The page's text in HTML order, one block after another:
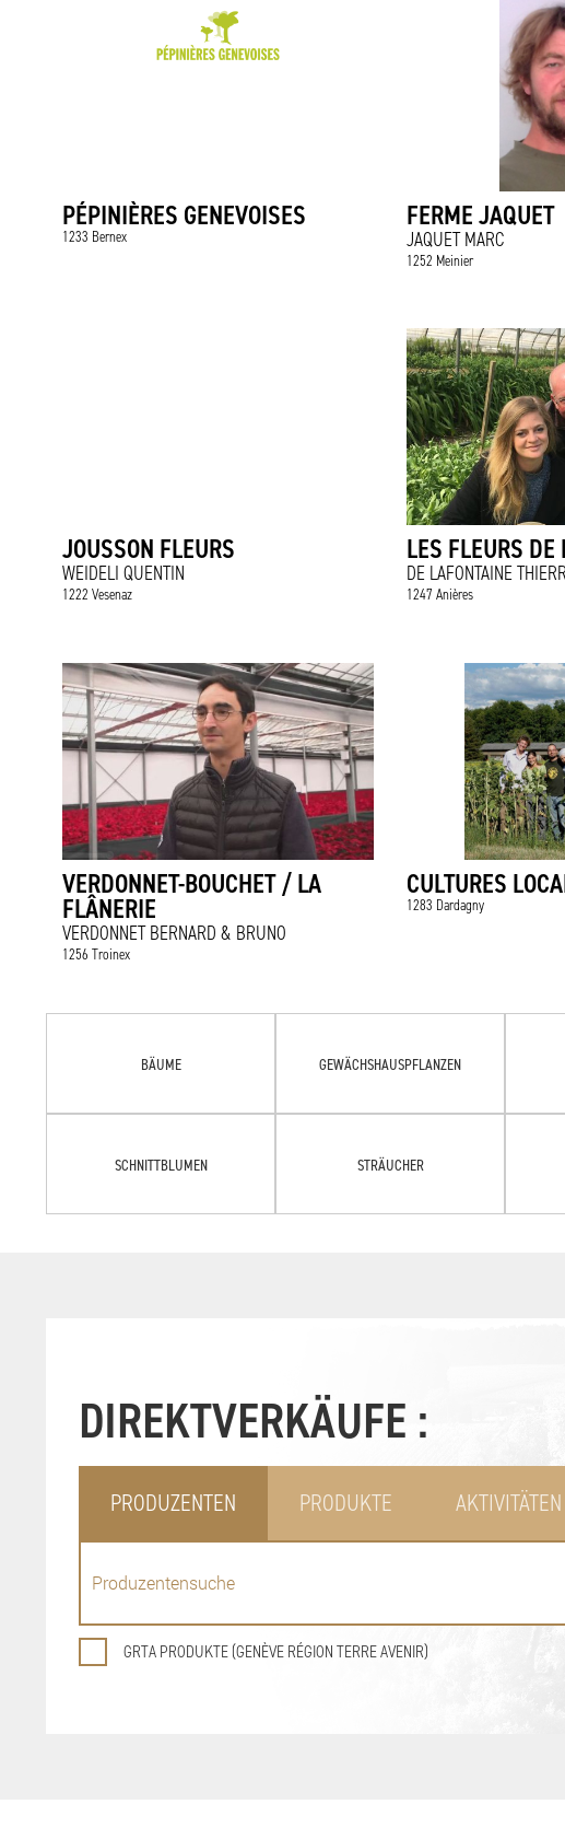
PÉPINIÈRES GENEVOISES
1233 Bernex
FERME JAQUET
JAQUET MARC
1252 Meinier
JOUSSON FLEURS
WEIDELI QUENTIN
1222 Vesenaz
LES FLEURS DE
DE LAFONTAINE
1247 Anières
VERDONNET-BOUCHET / LA
FLÂNERIE
VERDONNET BERNARD & BRUNO
1256 Troinex
CULTURES
1283 Dardagny
BÄUME GEWÄCHSHAUSPFLANZEN
SCHNITTBLUMEN STRÄUCHER
DIREKTVERKÄUFE :
PRODUZENTEN PRODUKTE AKTIVITÄTEN
GRTA PRODUKTE (GENÈVE RÉGION TERRE AVENIR)